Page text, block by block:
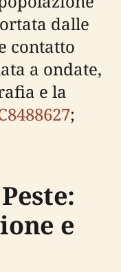
dalle
contatto
a ondate,
e la
;
e